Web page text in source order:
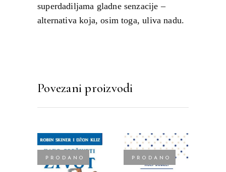
superdadiljama gladne senzacije –
alternativa koja, osim toga, uliva nadu.
Povezani proizvodi
PRODANO PRODANO